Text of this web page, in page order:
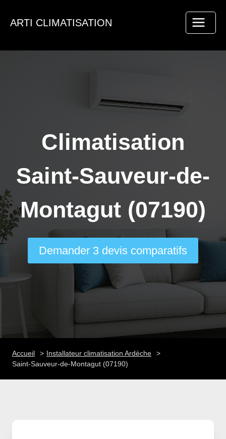
ARTI CLIMATISATION
Climatisation
Saint-Sauveur-de-
Montagut (07190)
Demander 3 devis comparatifs
Accueil
Installateur climatisation Ardèche
Saint-Sauveur-de-Montagut (07190)